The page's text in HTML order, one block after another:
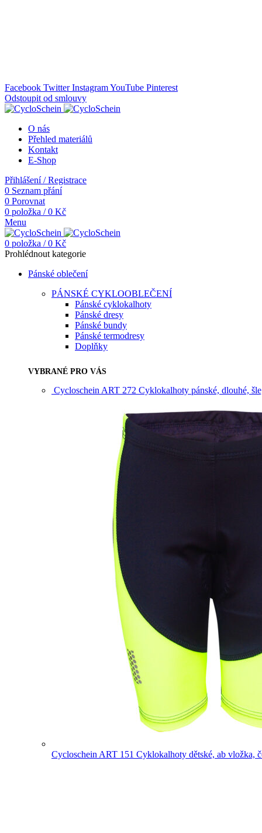
Facebook Twitter InstagramYouTube Pinterest
Odstoupit od smlouvy
O nás
Přehled materiálů
Kontakt
E-Shop
Přihlášení / Registrace
0 Seznam přání
0 Porovnat
0 položka / 0 Kč
Menu
0 položka / 0 Kč
Prohlédnout kategorie
Pánské oblečení
PÁNSKÉ CYKLOOBLEČENÍ
Pánské cyklokalhoty
Pánské dresy
Pánské bundy
Pánské termodresy
Doplňky
VYBRANÉ PRO VÁS
Cycloschein ART 272 Cyklokalhoty pánské, dlouhé,
Cycloschein ART 151 Cyklokalhoty dětské, ab vložka,